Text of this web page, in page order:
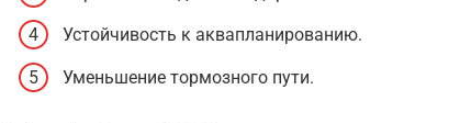
Устойчивость к аквапланированию.
Уменьшение тормозного пути.